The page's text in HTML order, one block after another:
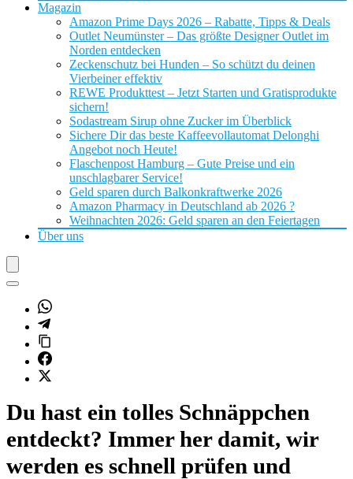
Magazin
Amazon Prime Days 2026 – Rabatte, Tipps & Deals
Outlet Neumünster – Das größte Designer Outlet im
Norden entdecken
Zeckenschutz bei Hunden – So schützt du deinen
Vierbeiner effektiv
REWE Produkttest – Jetzt Starten und Gratisprodukte
sichern!
Sodastream Sirup ohne Zucker im Überblick
Sichere Dir das beste Kaffeevollautomat Delonghi
Angebot noch Heute!
Flaschenpost Hamburg – Gute Preise und ein
unschlagbarer Service!
Geld sparen durch Balkonkraftwerke 2026
Amazon Pharmacy in Deutschland ab 2026 ?
Weihnachten 2026: Geld sparen an den Feiertagen
Über uns
Du hast ein tolles Schnäppchen
entdeckt? Immer her damit, wir
werden es schnell prüfen und